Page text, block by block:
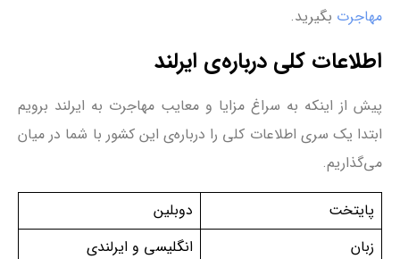
مهاجرت بگیرید.
اطلاعات کلی درباره‌ی ایرلند
پیش از اینکه به سراغ مزایا و معایب مهاجرت به ایرلند برویم
ابتدا یک سری اطلاعات کلی را درباره‌ی این کشور با شما در میان
می‌گذاریم.
پایتخت
دوبلین
زبان
انگلیسی و ایرلندی